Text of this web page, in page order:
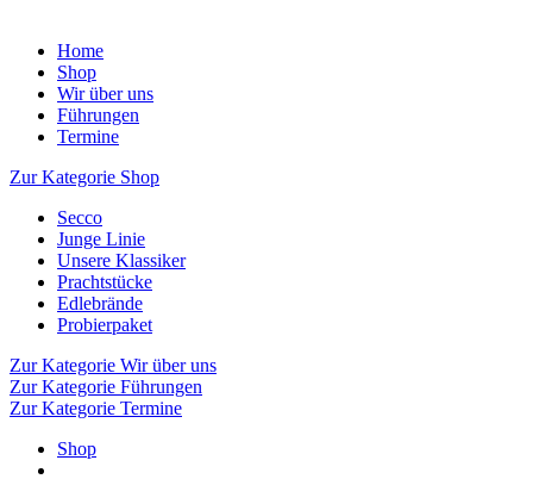
Home
Shop
Wir über uns
Führungen
Termine
Zur Kategorie Shop
Secco
Junge Linie
Unsere Klassiker
Prachtstücke
Edlebrände
Probierpaket
Zur Kategorie Wir über uns
Zur Kategorie Führungen
Zur Kategorie Termine
Shop